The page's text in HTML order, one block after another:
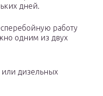
дней.
работу
одним из двух
дизельных